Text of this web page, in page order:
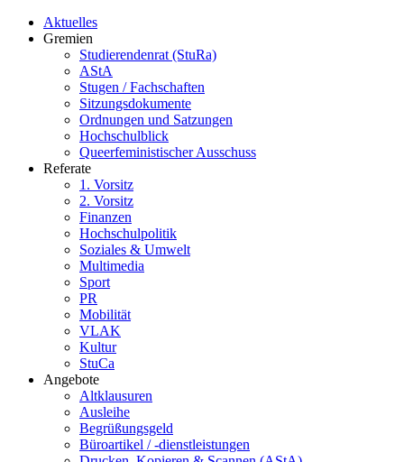
Aktuelles
Gremien
Studierendenrat (StuRa)
AStA
Stugen / Fachschaften
Sitzungsdokumente
Ordnungen und Satzungen
Hochschulblick
Queerfeministischer Ausschuss
Referate
1. Vorsitz
2. Vorsitz
Finanzen
Hochschulpolitik
Soziales & Umwelt
Multimedia
Sport
PR
Mobilität
VLAK
Kultur
StuCa
Angebote
Altklausuren
Ausleihe
Begrüßungsgeld
Büroartikel / -dienstleistungen